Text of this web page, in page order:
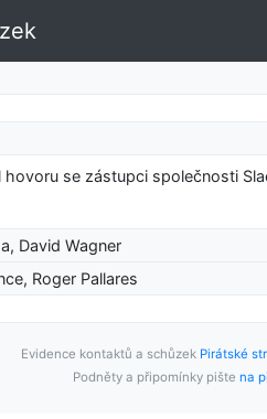
se zástupci společnosti
David Wagner
Roger Pallares
Evidence kontaktů a schůzek Pirátské
Podněty a připomínky pište na